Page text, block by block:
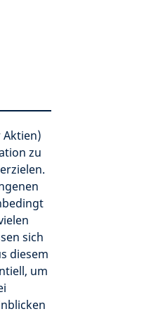
zu
sich
diesem
um